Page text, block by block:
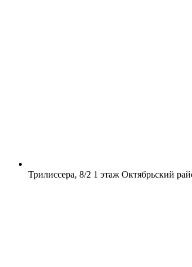
​Трилиссера, 8/2​ 1 этаж​ Октябрьский